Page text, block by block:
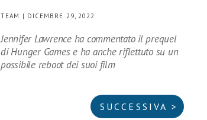
TEAM | DICEMBRE 29, 2022
Jennifer Lawrence ha commentato il prequel
di Hunger Games e ha anche riflettuto su un
possibile reboot dei suoi film
SUCCESSIVA >